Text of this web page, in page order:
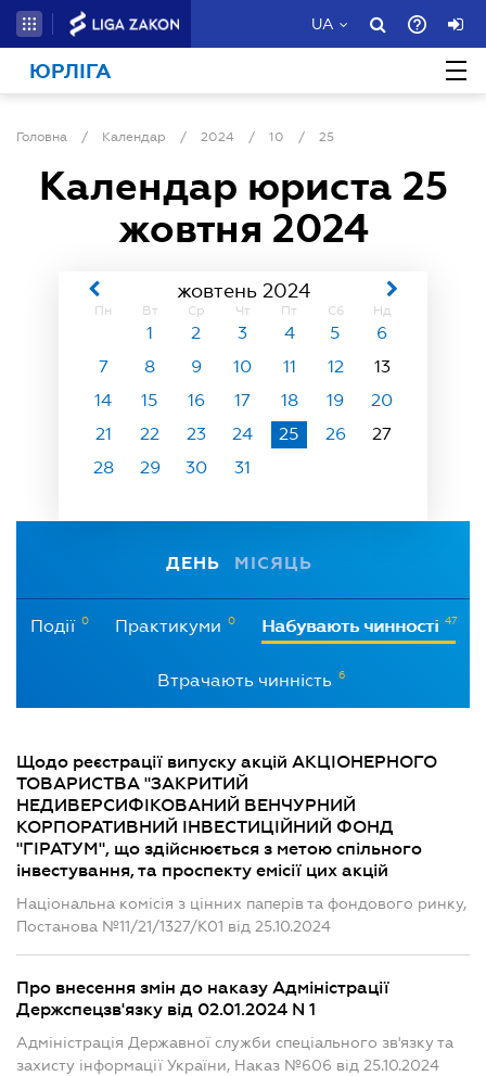
UA
ЮРЛІГА
Головна / Календар / 2024 / 10 / 25
Календар юриста 25
жовтня 2024
жовтень 2024
Пн Вт Ср Чт Пт Сб Нд
1 2 3 4 5
6
7
8 9 10 11 12
13
14
15 16 17 18 19
20
21
22 23 24 25 26
27
28
29 30 31
ДЕНЬ МІСЯЦЬ
Події 0 Практикуми 0 Набувають чинності 47
Втрачають чинність 6
Щодо реєстрації випуску акцій АКЦІОНЕРНОГО
ТОВАРИСТВА "ЗАКРИТИЙ
НЕДИВЕРСИФІКОВАНИЙ ВЕНЧУРНИЙ
КОРПОРАТИВНИЙ ІНВЕСТИЦІЙНИЙ ФОНД
"ГІРАТУМ", що здійснюється з метою спільного
інвестування, та проспекту емісії цих акцій
Національна комісія з цінних паперів та фондового ринку,
Постанова №11/21/1327/К01 від 25.10.2024
Про внесення змін до наказу Адміністрації
Держспецзв'язку від 02.01.2024 N 1
Адміністрація Державної служби спеціального зв'язку та
захисту інформації України, Наказ №606 від 25.10.2024